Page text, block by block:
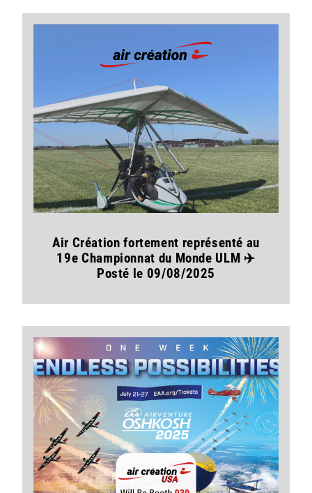
Air Création fortement représenté au
19e Championnat du Monde ULM ✈️
Posté le 09/08/2025